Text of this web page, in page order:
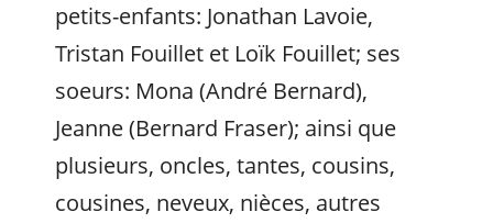
petits-enfants: Jonathan Lavoie,
Tristan Fouillet et Loïk Fouillet; ses
soeurs: Mona (André Bernard),
Jeanne (Bernard Fraser); ainsi que
plusieurs, oncles, tantes, cousins,
cousines, neveux, nièces, autres